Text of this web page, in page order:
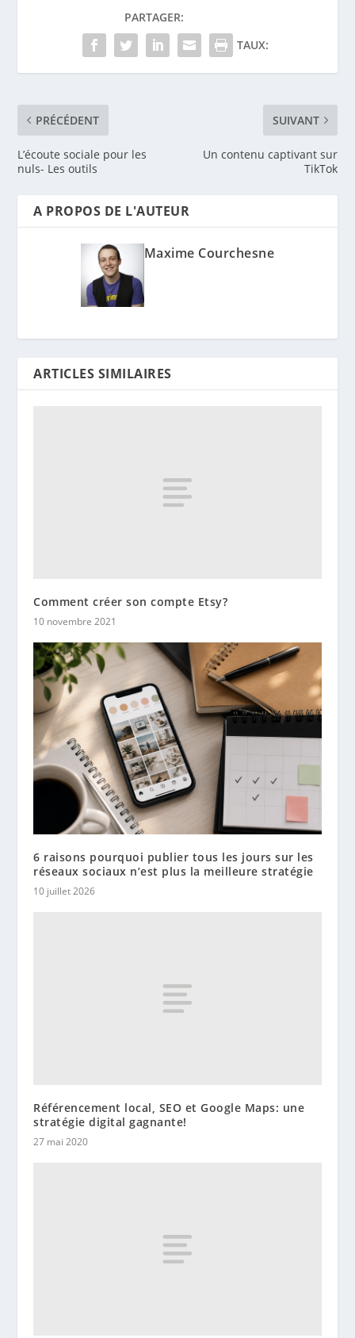
PARTAGER:
TAUX:
PRÉCÉDENT
L’écoute sociale pour les
nuls- Les outils
SUIVANT
Un contenu captivant sur
TikTok
A PROPOS DE L'AUTEUR
Maxime Courchesne
ARTICLES SIMILAIRES
Comment créer son compte Etsy?
10 novembre 2021
6 raisons pourquoi publier tous les jours sur les
réseaux sociaux n’est plus la meilleure stratégie
10 juillet 2026
Référencement local, SEO et Google Maps: une
stratégie digital gagnante!
27 mai 2020